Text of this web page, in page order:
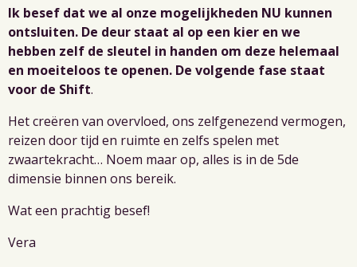
Ik besef dat we al onze mogelijkheden NU kunnen
ontsluiten. De deur staat al op een kier en we
hebben zelf de sleutel in handen om deze helemaal
en moeiteloos te openen. De volgende fase staat
voor de Shift.
Het creëren van overvloed, ons zelfgenezend vermogen,
reizen door tijd en ruimte en zelfs spelen met
zwaartekracht… Noem maar op, alles is in de 5de
dimensie binnen ons bereik.
Wat een prachtig besef!
Vera